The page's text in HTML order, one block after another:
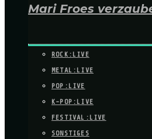
Mari Froes
ROCK:LIVE
METAL:LIVE
POP:LIVE
K-POP:LIVE
FESTIVAL:LIVE
SONSTIGES